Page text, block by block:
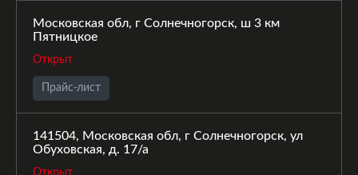
Московская обл, г Солнечногорск, ш 3 км
Пятницкое
Открыт
Прайс-лист
141504, Московская обл, г Солнечногорск, ул
Обуховская, д. 17/а
Открыт